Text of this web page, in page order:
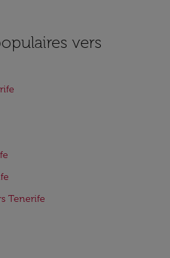
vers
Tenerife